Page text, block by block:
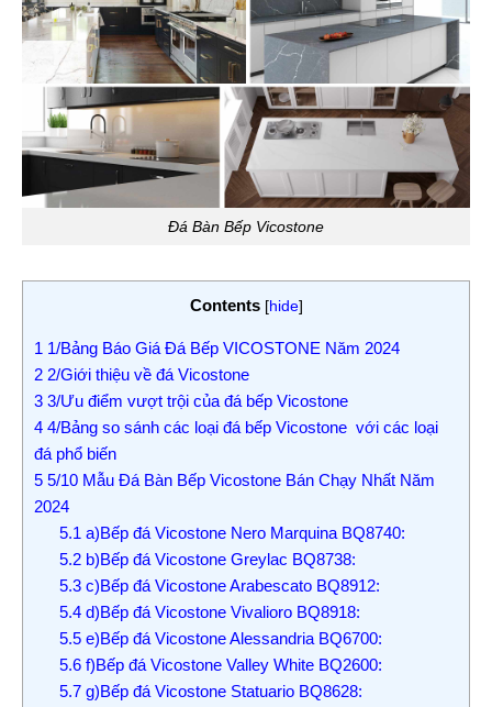
Đá Bàn Bếp Vicostone
Contents [hide]
1 1/Bảng Báo Giá Đá Bếp VICOSTONE Năm 2024
2 2/Giới thiệu về đá Vicostone
3 3/Ưu điểm vượt trội của đá bếp Vicostone
4 4/Bảng so sánh các loại đá bếp Vicostone với các loại
đá phổ biến
5 5/10 Mẫu Đá Bàn Bếp Vicostone Bán Chạy Nhất Năm
2024
5.1a)Bếp đá Vicostone Nero Marquina BQ8740:
5.2b)Bếp đá Vicostone Greylac BQ8738:
5.3c)Bếp đá Vicostone Arabescato BQ8912:
5.4d)Bếp đá Vicostone Vivalioro BQ8918:
5.5e)Bếp đá Vicostone Alessandria BQ6700:
5.6f)Bếp đá Vicostone Valley White BQ2600:
5.7g)Bếp đá Vicostone Statuario BQ8628: